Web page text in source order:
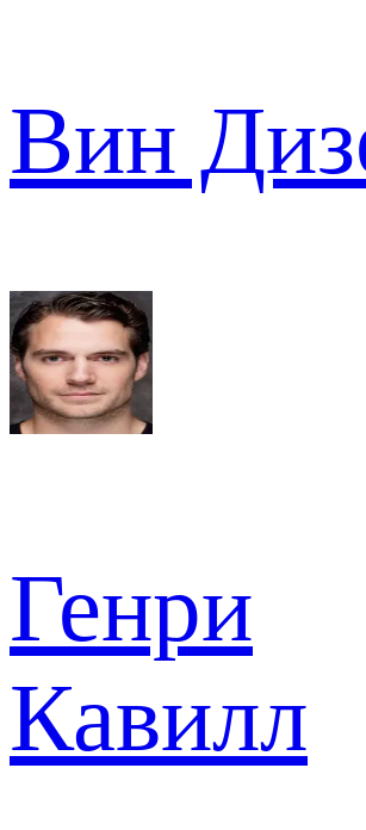
Вин
Генри
Кавилл